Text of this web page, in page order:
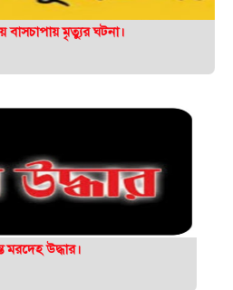
বাসচাপায় মৃত্যুর ঘটনা।
মরদেহ উদ্ধার।